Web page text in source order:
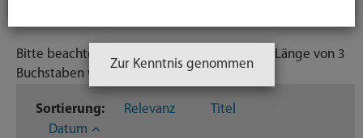
Inhaltstyp
Dateien
Dienstleistungen
Bitte beachten Sie: Suchbegriffe unter einer Länge von 3
Buchstaben werden ignoriert.
Sortierung: Relevanz
Titel
Datum
Zur Kenntnis genommen